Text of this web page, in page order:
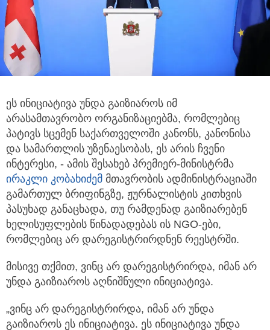
ეს ინიციატივა უნდა გაიზიაროს იმ
არასამთავრობო ორგანიზაციებმა, რომლებიც
პატივს სცემენ საქართველოში კანონს, კანონისა
და სამართლის უზენაესობას, ეს არის ჩვენი
ინტერესი, - ამის შესახებ პრემიერ-მინისტრმა
ირაკლი კობახიძემ მთავრობის ადმინისტრაციაში
გამართულ ბრიფინგზე, ჟურნალისტის კითხვის
პასუხად განაცხადა, თუ რამდენად გაიზიარებენ
ხელისუფლების წინადადებას ის NGO-ები,
რომლებიც არ დარეგისტრირდნენ რეესტრში.
მისივე თქმით, ვინც არ დარეგისტრირდა, იმან არ
უნდა გაიზიაროს აღნიშნული ინიციატივა.
„ვინც არ დარეგისტრირდა, იმან არ უნდა
გაიზიაროს ეს ინიციატივა. ეს ინიციატივა უნდა